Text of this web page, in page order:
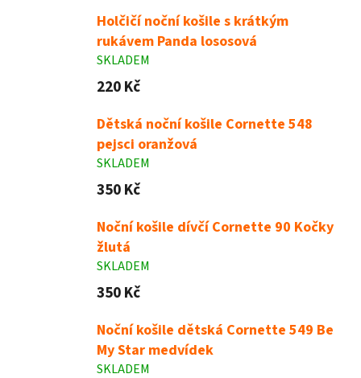
Holčičí noční košile s krátkým
rukávem Panda lososová
SKLADEM
220 Kč
Dětská noční košile Cornette 548
pejsci oranžová
SKLADEM
350 Kč
Noční košile dívčí Cornette 90 Kočky
žlutá
SKLADEM
350 Kč
Noční košile dětská Cornette 549 Be
My Star medvídek
SKLADEM